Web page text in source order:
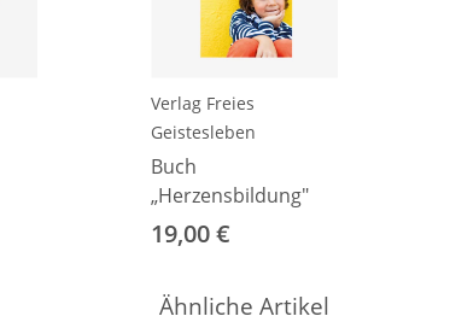
Verlag Freies
Geistesleben
Buch
„Herzensbildung"
19,00 €
Ähnliche Artikel